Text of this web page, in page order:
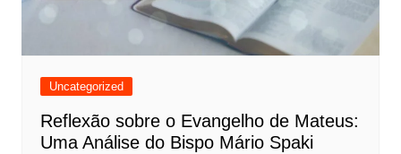
Uncategorized
Reflexão sobre o Evangelho de Mateus:
Uma Análise do Bispo Mário Spaki